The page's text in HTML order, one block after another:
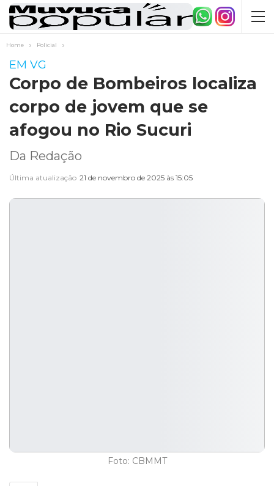
Home Policial
EM VG
Corpo de Bombeiros localiza
corpo de jovem que se
afogou no Rio Sucuri
Da Redação
Última atualização 21 de novembro de 2025 às 15:05
Foto: CBMMT